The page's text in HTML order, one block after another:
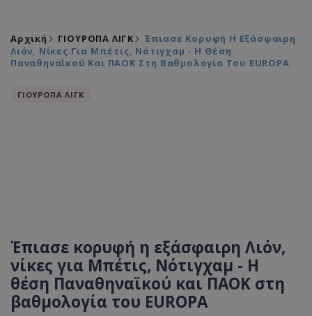
Αρχική ΓΙΟΥΡΟΠΑ ΛΙΓΚ
Έπιασε Κορυφή Η Εξάσφαιρη
Λιόν, Νίκες Για Μπέτις, Νότιγχαμ - Η Θέση
Παναθηναϊκού Και ΠΑΟΚ Στη Βαθμολογία Του EUROPA
ΓΙΟΥΡΟΠΑ ΛΙΓΚ
Έπιασε κορυφή η εξάσφαιρη Λιόν,
νίκες για Μπέτις, Νότιγχαμ - Η
θέση Παναθηναϊκού και ΠΑΟΚ στη
βαθμολογία του EUROPA